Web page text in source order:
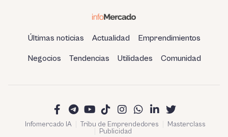
Últimas noticias Actualidad Emprendimientos
Negocios Tendencias Utilidades Comunidad
Infomercado IA Tribu de Emprendedores
Masterclass
Publicidad